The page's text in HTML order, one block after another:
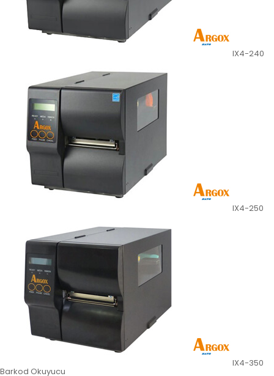
IX4-240
IX4-250
IX4-350
Barkod Okuyucu